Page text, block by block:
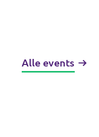
Alle events